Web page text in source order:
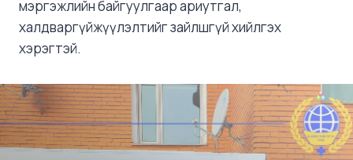
мэргэжлийн байгуулгаар ариутгал,
халдваргүйжүүлэлтийг зайлшгүй хийлгэх
хэрэгтэй.